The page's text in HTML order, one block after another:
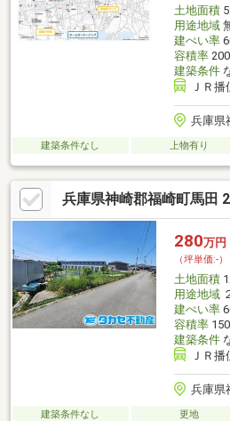
土地面積
用途地域
建ぺい率
容積率
建築条件
ＪＲ
兵庫県
建築条件なし 上物有り
兵庫県神崎郡福崎町馬田
280万円
（坪単価:-）
土地面積
用途地域
建ぺい率
容積率
建築条件
ＪＲ
兵庫県
建築条件なし 更地